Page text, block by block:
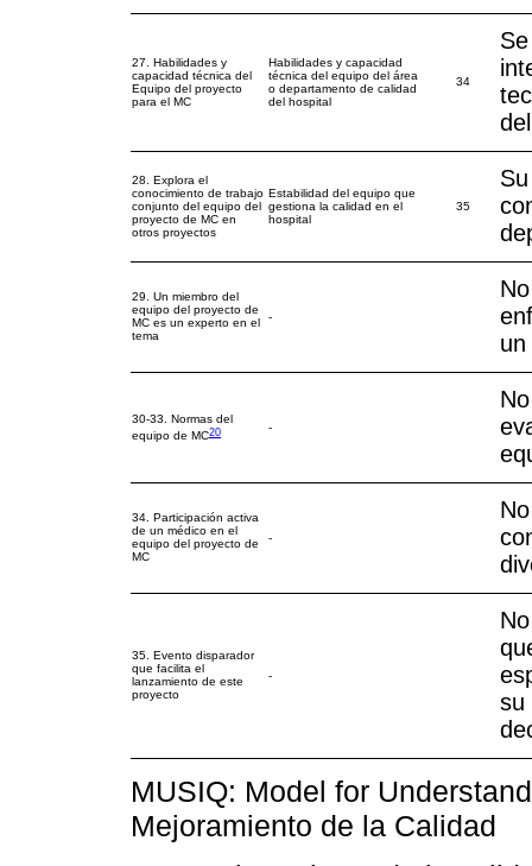
27. Habilidades y
capacidad técnica del
Equipo del proyecto
para el MC
Habilidades y capacidad
técnica del equipo del área
o departamento de calidad
del hospital
34
28. Explora el
conocimiento de trabajo
conjunto del equipo del
proyecto de MC en
otros proyectos
Estabilidad del equipo que
gestiona la calidad en el
hospital
35
29. Un miembro del
equipo del proyecto de
MC es un experto en el
tema
-
30-33. Normas del
equipo de MC20 -
34. Participación activa
de un médico en el
equipo del proyecto de
MC
-
35. Evento disparador
que facilita el
lanzamiento de este
proyecto
-
su
MUSIQ: Model for
Mejoramiento de la Calidad